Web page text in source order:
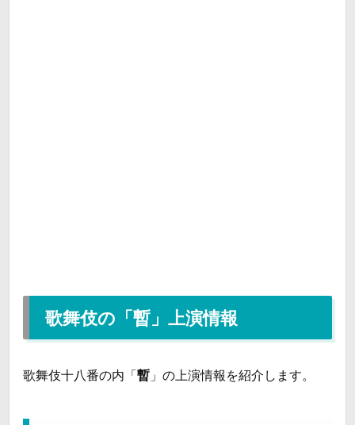
歌舞伎の「暫」上演情報
歌舞伎十八番の内「暫 」の上演情報を紹介します。